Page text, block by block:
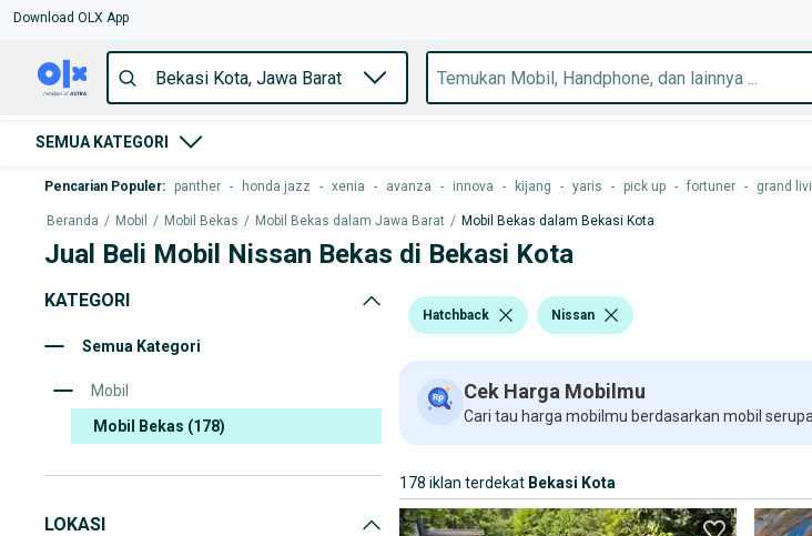
Download OLX App
SEMUA KATEGORI
Pencarian Populer: panther - honda jazz - xenia - avanza - innova - kijang - yaris - pick up - fortuner - grand
Beranda / Mobil / Mobil Bekas / Mobil Bekas dalam Jawa Barat / Mobil Bekas dalam Bekasi Kota
Jual Beli Mobil Nissan Bekas di Bekasi Kota
KATEGORI
Semua Kategori
Mobil
Mobil Bekas (178)
LOKASI
Hatchback Nissan
Cek Harga Mobilmu
Cari tau harga mobilmu berdasarkan mobil serupa
178 iklan terdekat Bekasi Kota